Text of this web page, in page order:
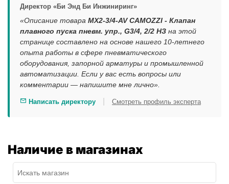
Директор «Би Энд Би Инжиниринг»
«Описание товара MX2-3/4-AV CAMOZZI - Клапан
плавного пуска пневм. упр., G3/4, 2/2 НЗ на этой
странице составлено на основе нашего 10-летнего
опыта работы в сфере пневматического
оборудования, запорной арматуры и промышленной
автоматизации. Если у вас есть вопросы или
комментарии — напишите мне лично».
Написать директору Смотреть профиль эксперта
Наличие в магазинах